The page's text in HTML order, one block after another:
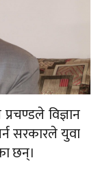
विज्ञान
सरकारले युवा
छन्।